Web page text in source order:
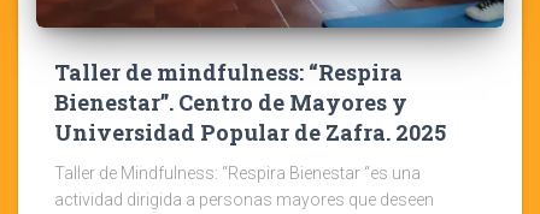
Taller de mindfulness: “Respira
Bienestar”. Centro de Mayores y
Universidad Popular de Zafra. 2025
Taller de Mindfulness: “Respira Bienestar “es una
actividad dirigida a personas mayores que deseen